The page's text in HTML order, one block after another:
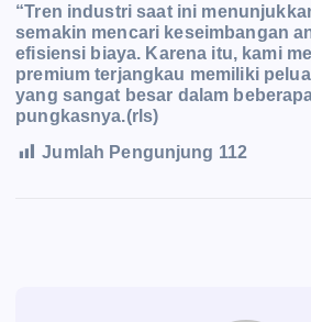
“Tren industri saat ini
semakin mencari keseimbangan
efisiensi biaya. Karena itu, kami
premium terjangkau memiliki
yang sangat besar dalam
pungkasnya.(rls)
Jumlah Pengunjung 112